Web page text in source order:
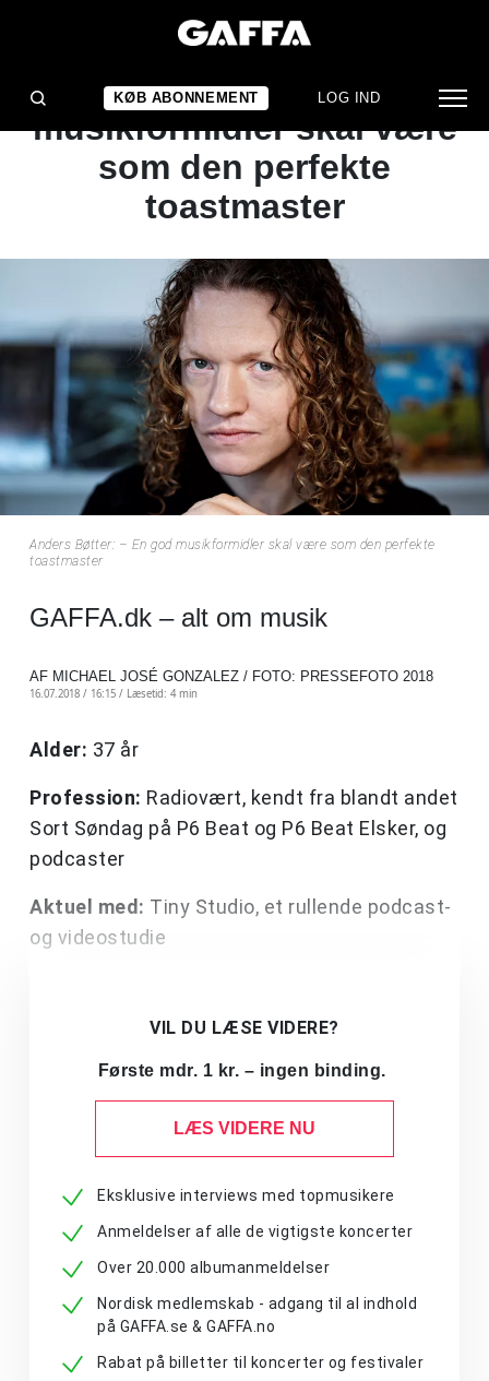
KØB ABONNEMENT LOG IND
ARTIKEL
Anders Bøtter: – En god
musikformidler skal være
som den perfekte
toastmaster
Anders Bøtter: – En god musikformidler skal være som den perfekte
toastmaster
GAFFA.dk – alt om musik
AF MICHAEL JOSÉ GONZALEZ / FOTO: PRESSEFOTO 2018
16.07.2018 / 16:15 / Læsetid: 4 min
Alder: 37 år
Profession: Radiovært, kendt fra blandt andet
Sort Søndag på P6 Beat og P6 Beat Elsker, og
podcaster
Aktuel med: Tiny Studio, et rullende podcast-
og videostudie
VIL DU LÆSE VIDERE?
Første mdr. 1 kr. – ingen binding.
LÆS VIDERE NU
Eksklusive interviews med topmusikere
Anmeldelser af alle de vigtigste koncerter
Over 20.000 albumanmeldelser
Nordisk medlemskab - adgang til al indhold
på GAFFA.se & GAFFA.no
Rabat på billetter til koncerter og festivaler